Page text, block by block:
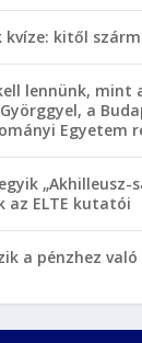
kvíze: kitől
lennünk, mint
a
Egyetem
„Akhilleusz-
ELTE kutatói
a pénzhez való